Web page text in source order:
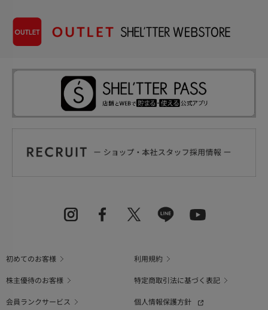
初めてのお客様
利用規約
株主優待のお客様
特定商取引法に基づく表記
会員ランクサービス
個人情報保護方針